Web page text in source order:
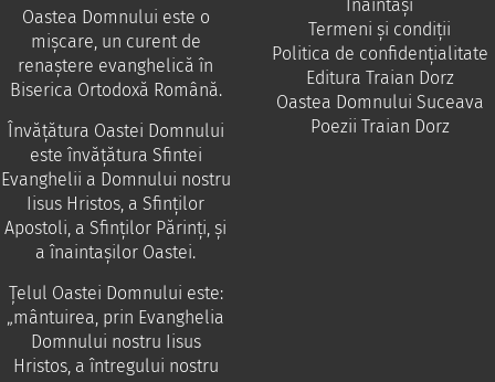
Oastea Domnului este o
mișcare, un curent de
renaștere evanghelică în
Biserica Ortodoxă Română.
Învăţătura Oastei Domnului
este învăţătura Sfintei
Evanghelii a Domnului nostru
Iisus Hristos, a Sfinţilor
Apostoli, a Sfinţilor Părinţi, şi
a înaintaşilor Oastei.
Ţelul Oastei Domnului este:
„mântuirea, prin Evanghelia
Domnului nostru Iisus
Hristos, a întregului nostru
Înaintași
Termeni și condiții
Politica de confidențialitate
Editura Traian Dorz
Oastea Domnului Suceava
Poezii Traian Dorz